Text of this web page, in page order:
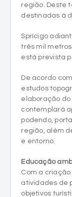
Sprícigo
três mil
De acordo
estudos
contemplará
podendo,
região, além
e entorno.
Educação
Com a criação
objetivos
área.
“A partir das